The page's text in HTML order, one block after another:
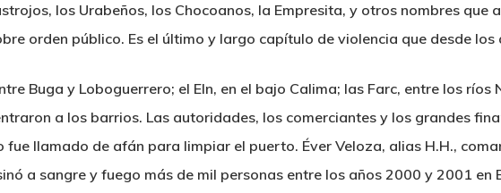
los Urabeños, los Chocoanos, la Empresita, y otros nombres que
orden público. Es el último y largo capítulo de violencia que desde
Buga y Loboguerrero; el Eln, en el bajo Calima; las Farc, entre los
a los barrios. Las autoridades, los comerciantes y los grandes
fue llamado de afán para limpiar el puerto. Éver Veloza, alias H.H.,
a sangre y fuego más de mil personas entre los años 2000 y 2001